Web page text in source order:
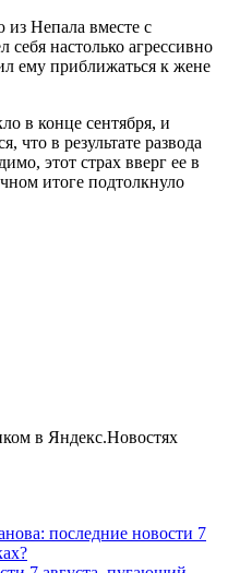
Непала вместе с
настолько агрессивно
ему приближаться к жене
в конце сентября, и
что в результате развода
этот страх вверг ее в
итоге подтолкнуло
в Яндекс.Новостях
последние новости 7